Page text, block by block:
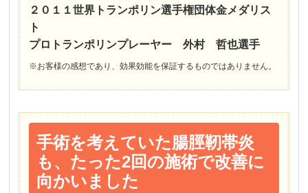
２０１１世界トランポリン選手権団体金メダリス
ト
プロトランポリンプレーヤー 外村 哲也選手
※お客様の感想であり、効果効能を保証するものではありません。
手術を考えていた腸脛靭帯炎
も、たった2回の施術で改善に
向かいました